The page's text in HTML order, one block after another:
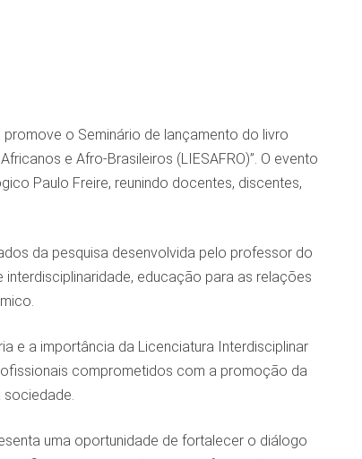
promove o Seminário de lançamento do livro
e Afro-Brasileiros (LIESAFRO)”. O evento
Paulo Freire, reunindo docentes, discentes,
da pesquisa desenvolvida pelo professor do
educação para as relações
e a importância da Licenciatura Interdisciplinar
comprometidos com a promoção da
sociedade.
uma oportunidade de fortalecer o diálogo